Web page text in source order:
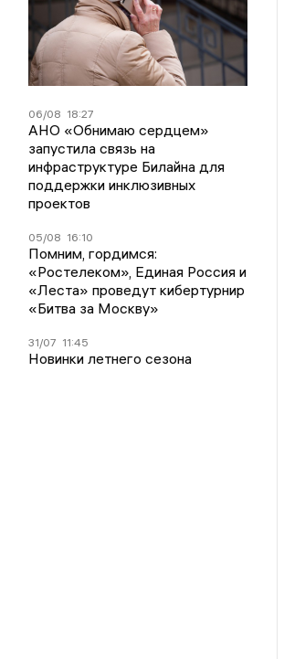
06/08 18:27
АНО «Обнимаю сердцем»
запустила связь на
инфраструктуре Билайна для
поддержки инклюзивных
проектов
05/08 16:10
Помним, гордимся:
«Ростелеком», Единая Россия и
«Леста» проведут кибертурнир
«Битва за Москву»
31/07 11:45
Новинки летнего сезона